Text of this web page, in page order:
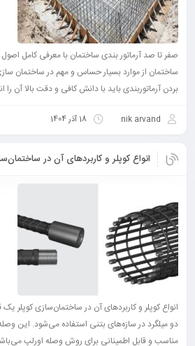
صفر تا صد آرماتور بندی ساختمان با معرفی کامل اصول
ساختمان از موارد بسیار حساس و مهم در ساختمان
بردن آرماتوربندی باید با دانش کافی و دقت بالا آن را
nik arvand 18 آذر 1404
انواع کوپلر و کاربرد‌های آن در
انواع کوپلر و کاربرد‌های آن در ساختمان‌سازی کوپلر
دو میلگرد در سازه‌های بتنی استفاده می‌شود. این
مناسب و قابل اطمینانی برای روش وصله اورلپ